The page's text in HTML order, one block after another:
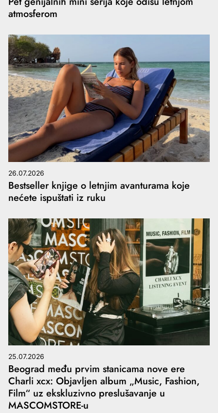
atmosferom
26.07.2026
Bestseller knjige o letnjim avanturama koje
nećete ispuštati iz ruku
25.07.2026
Beograd među prvim stanicama nove ere
Charli xcx: Objavljen album „Music, Fashion,
Film“ uz ekskluzivno preslušavanje u
MASCOMSTORE-u